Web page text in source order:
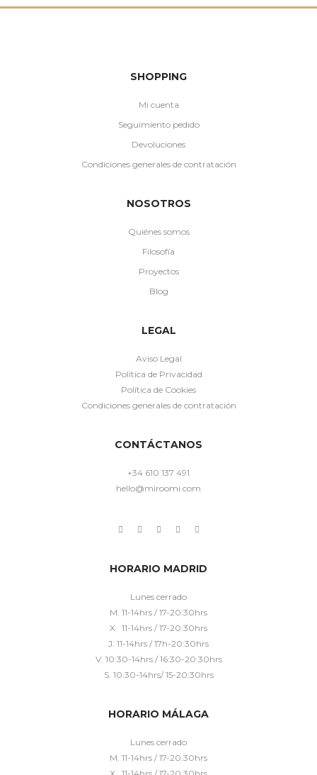
SHOPPING
Mi cuenta
Seguimiento pedido
Devoluciones
Condiciones generales de contratación
NOSOTROS
Quiénes somos
Filosofía
Proyectos
Blog
LEGAL
Aviso Legal
Política de Privacidad
Política de Cookies
Condiciones generales de contratación
CONTÁCTANOS
+34 610 137 491
hello@miroomi.com
HORARIO MADRID
Lunes cerrado
M. 11-14hrs / 17-20:30hrs
X. 11-14hrs / 17-20:30hrs
J. 11-14hrs / 17h-20:30hrs
V. 10:30-14hrs / 16:30-20:30hrs
S. 10:30-14hrs/ 15-20:30hrs
HORARIO MÁLAGA
Lunes cerrado
M. 11-14hrs / 17-20:30hrs